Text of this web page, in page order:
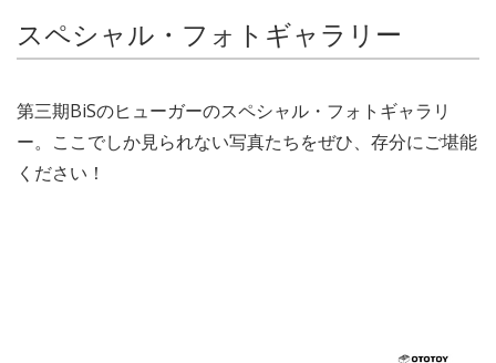
スペシャル・フォトギャラリー
第三期BiSのヒューガーのスペシャル・フォトギャラリ
ー。ここでしか見られない写真たちをぜひ、存分にご堪能
ください！